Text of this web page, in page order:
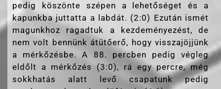
pedig köszönte szépen a lehetőséget és a
kapunkba juttatta a labdát. (2:0) Ezután ismét
magunkhoz ragadtuk a kezdeményezést, de
nem volt bennünk átütőerő, hogy visszajöjjünk
a mérkőzésbe. A 88. percben pedig végleg
eldőlt a mérkőzés (3:0), rá egy percre, még
sokkhatás alatt levő csapatunk pedig